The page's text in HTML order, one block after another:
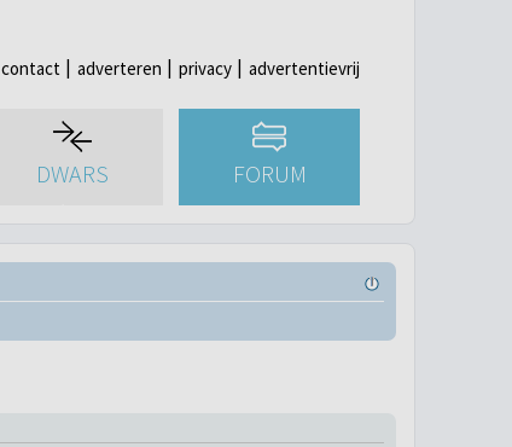
contact adverteren privacy advertentievrij
DWARS FORUM